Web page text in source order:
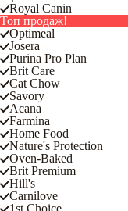
Royal Canin
Топ продаж!
Optimeal
Josera
Purina Pro Plan
Brit Care
Cat Chow
Savory
Acana
Farmina
Home Food
Nature's Protection
Oven-Baked
Brit Premium
Hill's
Carnilove
1st Choice